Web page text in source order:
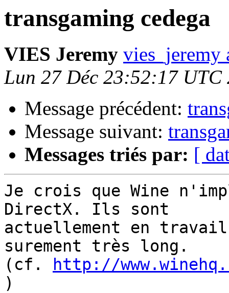
transgaming cedega
VIES Jeremy vies_jeremy
Lun 27 Déc 23:52:17 UTC
Message précédent:
Message suivant:
Messages triés par: [
Je crois que Wine
DirectX. Ils sont
actuellement en
surement très long.
(cf.
http://
)